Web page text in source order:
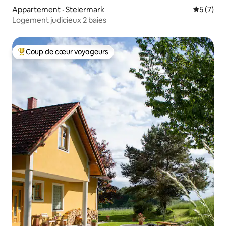
Appartement · Steiermark Note
5 (7)
Logement judicieux 2 baies
Coup de cœur voyageurs parmi les plus aimés
Coup de cœur voyageurs